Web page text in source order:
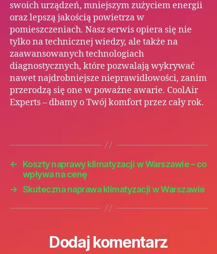
swoich urządzeń, mniejszym zużyciem energii
oraz lepszą jakością powietrza w
pomieszczeniach. Nasz serwis opiera się nie
tylko na technicznej wiedzy, ale także na
zaawansowanych technologiach
diagnostycznych, które pozwalają wykrywać
nawet najdrobniejsze nieprawidłowości, zanim
przerodzą się one w poważne awarie. CoolAir
Experts – dbamy o Twój komfort przez cały rok.
←
Koszty naprawy klimatyzacji w Warszawie – co
wpływa na cenę
→ Skuteczna naprawa klimatyzacji w Warszawie
Dodaj komentarz